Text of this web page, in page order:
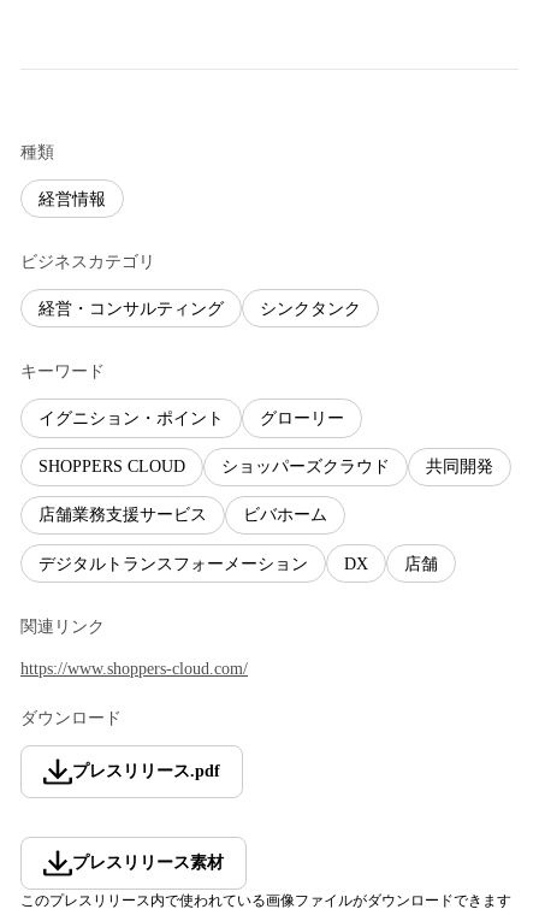
種類
経営情報
ビジネスカテゴリ
経営・コンサルティング シンクタンク
キーワード
イグニション・ポイント グローリー
SHOPPERS CLOUD ショッパーズクラウド 共同開発
店舗業務支援サービス ビバホーム
デジタルトランスフォーメーション DX 店舗
関連リンク
https://www.shoppers-cloud.com/
ダウンロード
プレスリリース.pdf
プレスリリース素材
このプレスリリース内で使われている画像ファイルがダウンロードできます